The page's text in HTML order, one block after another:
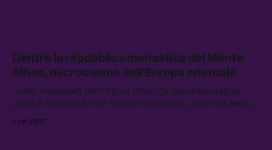
Dentro la repubblica monastica del Monte
Athos, microcosmo dell’Europa orientale
I venti monasteri dell’“Agion Oros” (la Sacra Montagna,
come è conosciuta nel mondo ortodosso), sono da secoli
dell’ortodossia cristiana.
1 ott 2017